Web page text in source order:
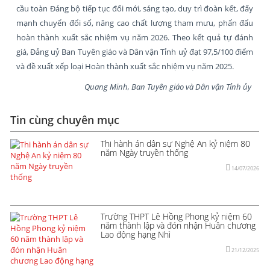
cầu toàn Đảng bộ tiếp tục đổi mới, sáng tạo, duy trì đoàn kết, đẩy
mạnh chuyển đổi số, nâng cao chất lượng tham mưu, phấn đấu
hoàn thành xuất sắc nhiệm vụ năm 2026. Theo kết quả tự đánh
giá, Đảng uỷ Ban Tuyên giáo và Dân vận Tỉnh uỷ đạt 97,5/100 điểm
và đề xuất xếp loại Hoàn thành xuất sắc nhiệm vụ năm 2025.
Quang Minh, Ban Tuyên giáo và Dân vận Tỉnh ủy
Tin cùng chuyên mục
Thi hành án dân sự Nghệ An kỷ niệm 80
năm Ngày truyền thống
14/07/2026
Trường THPT Lê Hồng Phong kỷ niệm 60
năm thành lập và đón nhận Huân chương
Lao động hạng Nhì
21/12/2025